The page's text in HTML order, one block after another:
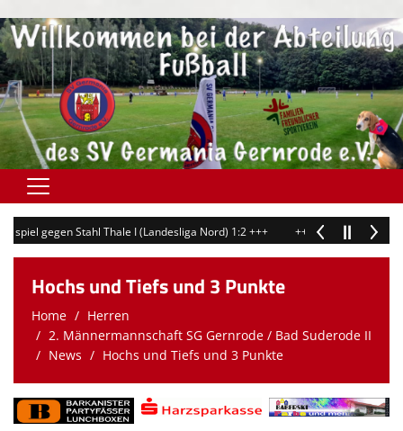
Home
Vereinsnews
Verein
Spielbetrieb
Jugend
Stahl Thale I (Landesliga Nord) 1:2 +++ +++ 10.06.2026: Samstag:
Hochs und Tiefs und 3 Punkte
Home
Herren
2. Männermannschaft SG Gernrode / Bad Suderode II
News
Hochs und Tiefs und 3 Punkte